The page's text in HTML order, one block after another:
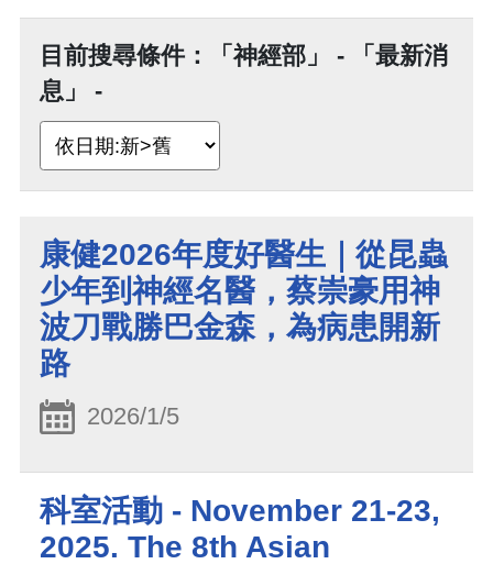
目前搜尋條件：「神經部」 - 「最新消
息」 -
康健2026年度好醫生｜從昆蟲
少年到神經名醫，蔡崇豪用神
波刀戰勝巴金森，為病患開新
路
2026/1/5
科室活動 - November 21-23,
2025. The 8th Asian